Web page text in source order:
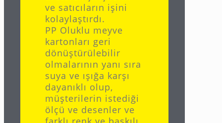
ve satıcıların işini
kolaylaştırdı.
PP Oluklu meyve
kartonları geri
dönüştürülebilir
olmalarının yanı sıra
suya ve ışığa karşı
dayanıklı olup,
müşterilerin istediği
ölçü ve desenler ve